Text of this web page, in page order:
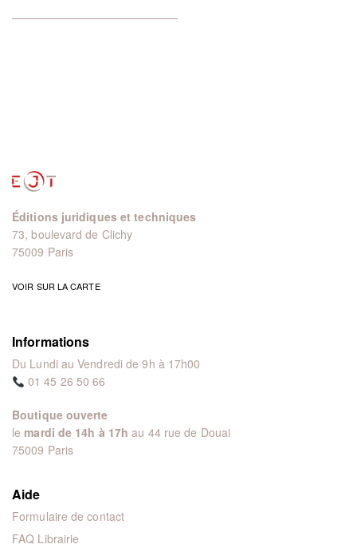
Éditions juridiques et techniques
73, boulevard de Clichy
75009 Paris
VOIR SUR LA CARTE
Informations
Du Lundi au Vendredi de 9h à 17h00
01 45 26 50 66
Boutique ouverte
le mardi de 14h à 17h au 44 rue de Douai
75009 Paris
Aide
Formulaire de contact
FAQ Librairie